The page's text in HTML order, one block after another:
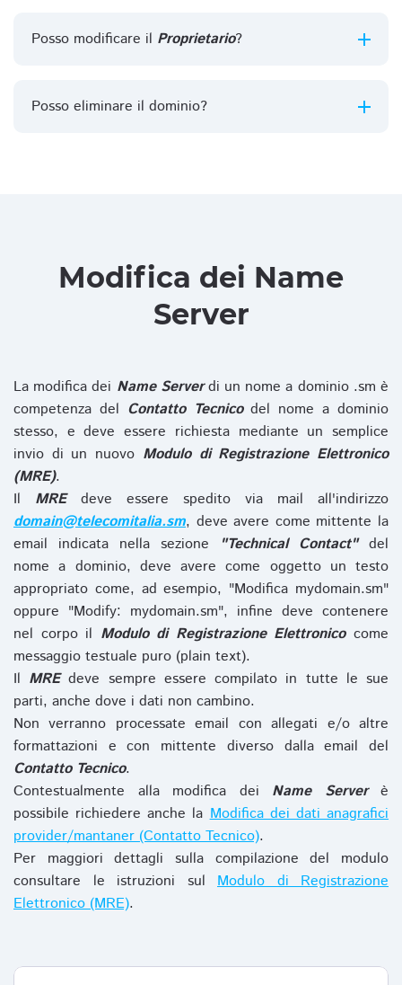
Posso modificare il Proprietario?
Posso eliminare il dominio?
Modifica dei Name
Server
La modifica dei Name Serverdi un nome a dominio .sm è
competenza del Contatto Tecnicodel nome a dominio
stesso, e deve essere richiesta mediante un semplice
invio di un nuovo Modulo di Registrazione Elettronico
(MRE).
Il MREdeve essere spedito via mail all'indirizzo
domain@telecomitalia.sm, deve avere come mittente la
email indicata nella sezione
"Technical Contact"del
nome a dominio, deve avere come oggetto un testo
appropriato come, ad esempio, "Modifica mydomain.sm"
oppure "Modify: mydomain.sm", infine deve contenere
nel corpo il Modulo di Registrazione Elettronicocome
messaggio testuale puro (plain text).
Il MREdeve sempre essere compilato in tutte le sue
parti, anche dove i dati non cambino.
Non verranno processate email con allegati e/o altre
formattazioni e con mittente diverso dalla email del
Contatto Tecnico.
Contestualmente alla modifica dei Name Serverè
possibile richiedere anche laModifica dei dati anagrafici
provider/mantaner (Contatto Tecnico).
Per maggiori dettagli sulla compilazione del modulo
consultare le istruzioni sul Modulo di Registrazione
Elettronico (MRE).